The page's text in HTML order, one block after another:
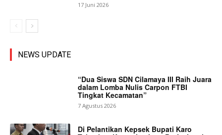
17 Juni 2026
NEWS UPDATE
“Dua Siswa SDN Cilamaya III Raih Juara
dalam Lomba Nulis Carpon FTBI
Tingkat Kecamatan”
7 Agustus 2026
Di Pelantikan Kepsek Bupati Karo